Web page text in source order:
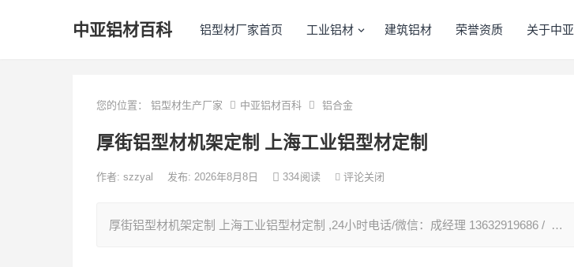
中亚铝材百科 铝型材厂家首页 工业铝材 建筑铝材 荣誉资质 关于中亚
您的位置： 铝型材生产厂家 中亚铝材百科 铝合金
厚街铝型材机架定制 上海工业铝型材定制
作者: szzyal 发布: 2026年8月8日 334阅读 评论关闭
厚街铝型材机架定制 上海工业铝型材定制 ,24小时电话/微信：成经理 13632919686 / …